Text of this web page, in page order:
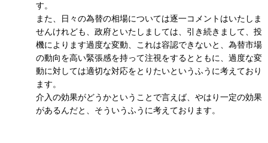
す。
また、日々の為替の相場については逐一コメントはいたしま
せんけれども、政府といたしましては、引き続きまして、投
機によります過度な変動、これは容認できないと、為替市場
の動向を高い緊張感を持って注視をするとともに、過度な変
動に対しては適切な対応をとりたいというふうに考えており
ます。
介入の効果がどうかということで言えば、やはり一定の効果
があるんだと、そういうふうに考えております。